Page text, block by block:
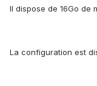
Il dispose de 16Go de
La configuration est